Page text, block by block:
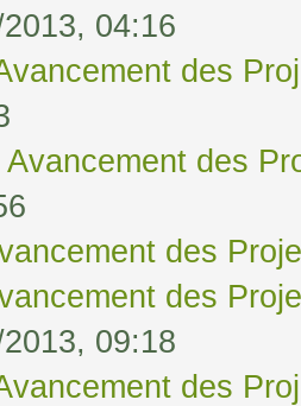
04:16
des
Avancement des
des
des
09:18
des